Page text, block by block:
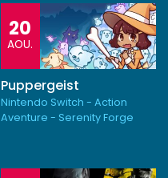
20
AOU.
Puppergeist
Nintendo Switch - Action
Aventure - Serenity Forge